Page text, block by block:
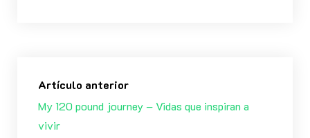
Artículo anterior
My 120 pound journey – Vidas que inspiran a
vivir